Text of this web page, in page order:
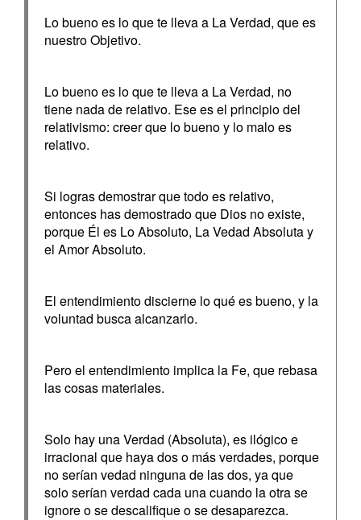
Lo bueno es lo que te lleva a La Verdad, que es
nuestro Objetivo.
Lo bueno es lo que te lleva a La Verdad, no
tiene nada de relativo. Ese es el principio del
relativismo: creer que lo bueno y lo malo es
relativo.
Si logras demostrar que todo es relativo,
entonces has demostrado que Dios no existe,
porque Él es Lo Absoluto, La Vedad Absoluta y
el Amor Absoluto.
El entendimiento discierne lo qué es bueno, y la
voluntad busca alcanzarlo.
Pero el entendimiento implica la Fe, que rebasa
las cosas materiales.
Solo hay una Verdad (Absoluta), es ilógico e
irracional que haya dos o más verdades, porque
no serían vedad ninguna de las dos, ya que
solo serían verdad cada una cuando la otra se
ignore o se descalifique o se desaparezca.